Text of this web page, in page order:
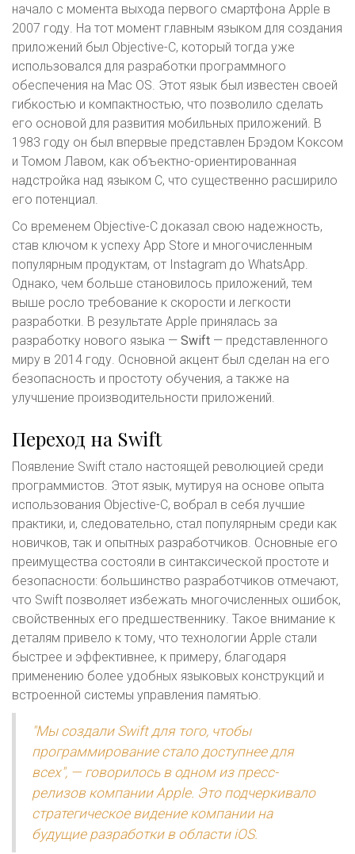
начало с момента выхода первого смартфона Apple в
2007 году. На тот момент главным языком для создания
приложений был Objective-C, который тогда уже
использовался для разработки программного
обеспечения на Mac OS. Этот язык был известен своей
гибкостью и компактностью, что позволило сделать
его основой для развития мобильных приложений. В
1983 году он был впервые представлен Брэдом Коксом
и Томом Лавом, как объектно-ориентированная
надстройка над языком C, что существенно расширило
его потенциал.
Со временем Objective-C доказал свою надежность,
став ключом к успеху App Store и многочисленным
популярным продуктам, от Instagram до WhatsApp.
Однако, чем больше становилось приложений, тем
выше росло требование к скорости и легкости
разработки. В результате Apple принялась за
разработку нового языка — Swift — представленного
миру в 2014 году. Основной акцент был сделан на его
безопасность и простоту обучения, а также на
улучшение производительности приложений.
Переход на Swift
Появление Swift стало настоящей революцией среди
программистов. Этот язык, мутируя на основе опыта
использования Objective-C, вобрал в себя лучшие
практики, и, следовательно, стал популярным среди как
новичков, так и опытных разработчиков. Основные его
преимущества состояли в синтаксической простоте и
безопасности: большинство разработчиков отмечают,
что Swift позволяет избежать многочисленных ошибок,
свойственных его предшественнику. Такое внимание к
деталям привело к тому, что технологии Apple стали
быстрее и эффективнее, к примеру, благодаря
применению более удобных языковых конструкций и
встроенной системы управления памятью.
"Мы создали Swift для того, чтобы
программирование стало доступнее для
всех", — говорилось в одном из пресс-
релизов компании Apple. Это подчеркивало
стратегическое видение компании на
будущие разработки в области iOS.